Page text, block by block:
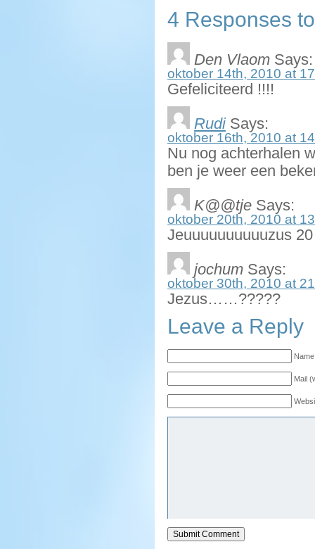
4 Responses
Den Vlaom Says:
oktober 14th, 2010 at
Gefeliciteerd !!!!
RudiSays:
oktober 16th, 2010 at
Nu nog achterhalen
ben je weer een
K@@tje Says:
oktober 20th, 2010 at
Jeuuuuuuuuuuzus
jochum Says:
oktober 30th, 2010 at
Jezus……?????
Leave a Reply
Mail